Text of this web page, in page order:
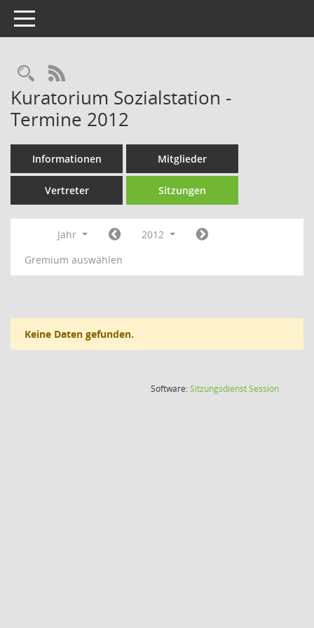
Toggle navigation
Rechercheauswahl
RSS-Feed
Kuratorium Sozialstation -
Termine 2012
Informationen Mitglieder
Vertreter Sitzungen
Jahr
2012
Gremium auswählen
Keine Daten gefunden.
Software:SitzungsdienstSession(Wird in